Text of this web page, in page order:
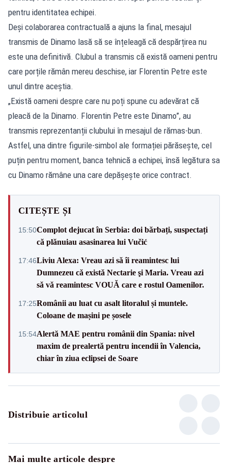
pentru identitatea echipei.
Deși colaborarea contractuală a ajuns la final, mesajul
transmis de Dinamo lasă să se înțeleagă că despărțirea nu
este una definitivă. Clubul a transmis că există oameni pentru
care porțile rămân mereu deschise, iar Florentin Petre este
unul dintre aceștia.
„Există oameni despre care nu poți spune cu adevărat că
pleacă de la Dinamo. Florentin Petre este Dinamo”, au
transmis reprezentanții clubului în mesajul de rămas-bun.
Astfel, una dintre figurile-simbol ale formației părăsește, cel
puțin pentru moment, banca tehnică a echipei, însă legătura sa
cu Dinamo rămâne una care depășește orice contract.
CITEȘTE ȘI
15:50Complot dejucat în Serbia: doi bărbați, suspectați
că plănuiau asasinarea lui Vučić
17:46Liviu Alexa: Vreau azi sǎ îi reamintesc lui
Dumnezeu cǎ existǎ Nectarie şi Maria. Vreau azi
sǎ vǎ reamintesc VOUǍ care e rostul Oamenilor.
17:25Românii au luat cu asalt litoralul și muntele.
Coloane de mașini pe șosele
15:54Alertă MAE pentru românii din Spania: nivel
maxim de prealertă pentru incendii în Valencia,
chiar în ziua eclipsei de Soare
Distribuie articolul
Mai multe articole despre